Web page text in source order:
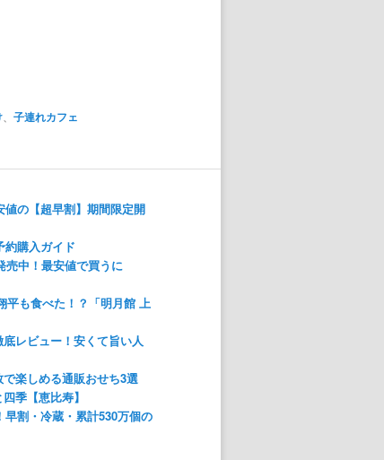
、子連れカフェ
値の【超早割】期間限定開
約購入ガイド
売中！最安値で買うに
平も食べた！？「明月館 上
レビュー！安くて旨い人
で楽しめる通販おせち3選
季【恵比寿】
早割・冷蔵・累計530万個の